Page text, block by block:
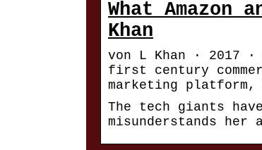
What Amazon
Khan
von L Khan · 2017
first century
marketing
The tech giants
misunderstands